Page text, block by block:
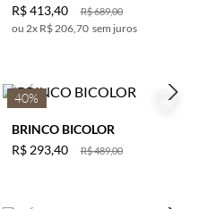
R$689,00
R$ 413,40
2x R$ 206,70 sem juros
40%
BRINCO BICOLOR
R$489,00
R$ 293,40